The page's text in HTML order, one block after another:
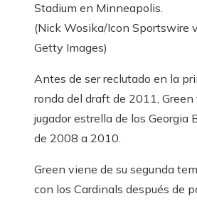
Stadium en Minneapolis.
(Nick Wosika/Icon Sportswire
Getty Images)
Antes de ser reclutado en la
ronda del draft de 2011, Green
jugador estrella de los Georgia
de 2008 a 2010.
Green viene de su segunda
con los Cardinals después de